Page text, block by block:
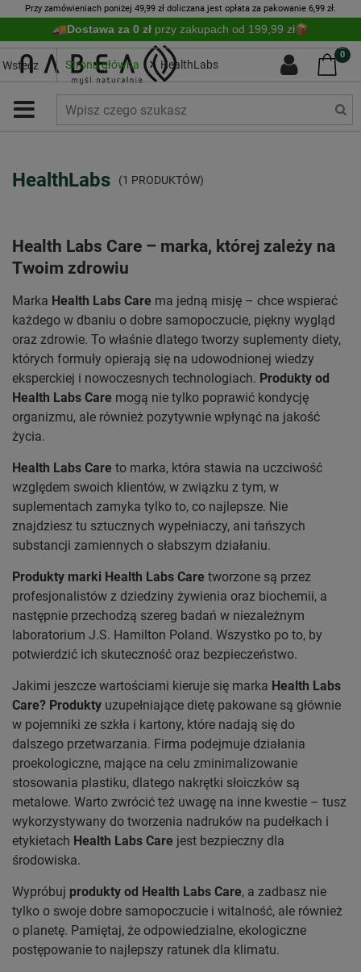
Przy zamówieniach poniżej 49,99 zł doliczana jest opłata za pakowanie 6,99 zł.
Dostawa za 0 zł przy zakupach od 199,99 zł
0
Wstecz Strona główna HealthLabs
HealthLabs (1 PRODUKTÓW)
Health Labs Care – marka, której zależy na
Twoim zdrowiu
Marka Health Labs Care ma jedną misję – chce wspierać
każdego w dbaniu o dobre samopoczucie, piękny wygląd
oraz zdrowie. To właśnie dlatego tworzy suplementy diety,
których formuły opierają się na udowodnionej wiedzy
eksperckiej i nowoczesnych technologiach. Produkty od
Health Labs Care mogą nie tylko poprawić kondycję
organizmu, ale również pozytywnie wpłynąć na jakość
życia.
Health Labs Care to marka, która stawia na uczciwość
względem swoich klientów, w związku z tym, w
suplementach zamyka tylko to, co najlepsze. Nie
znajdziesz tu sztucznych wypełniaczy, ani tańszych
substancji zamiennych o słabszym działaniu.
Produkty marki Health Labs Care tworzone są przez
profesjonalistów z dziedziny żywienia oraz biochemii, a
następnie przechodzą szereg badań w niezależnym
laboratorium J.S. Hamilton Poland. Wszystko po to, by
potwierdzić ich skuteczność oraz bezpieczeństwo.
Jakimi jeszcze wartościami kieruje się marka Health Labs
Care? Produkty uzupełniające dietę pakowane są głównie
w pojemniki ze szkła i kartony, które nadają się do
dalszego przetwarzania. Firma podejmuje działania
proekologiczne, mające na celu zminimalizowanie
stosowania plastiku, dlatego nakrętki słoiczków są
metalowe. Warto zwrócić też uwagę na inne kwestie – tusz
wykorzystywany do tworzenia nadruków na pudełkach i
etykietach Health Labs Care jest bezpieczny dla
środowiska.
Wypróbuj produkty od Health Labs Care, a zadbasz nie
tylko o swoje dobre samopoczucie i witalność, ale również
o planetę. Pamiętaj, że odpowiedzialne, ekologiczne
postępowanie to najlepszy ratunek dla klimatu.